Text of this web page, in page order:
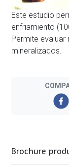
Este estudio
enfriamiento
Permite evaluar
mineralizados.
Brochure